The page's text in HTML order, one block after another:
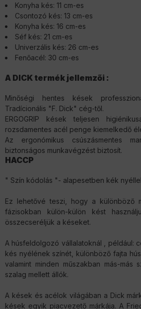
Konyha kés: 11 cm-es
Csontozó kés: 13 cm-es
Konyha kés: 16 cm-es
Séf kés: 21 cm-es
Univerzális kés: 26 cm-es
Fenőacél: 30 cm-es
A DICK termék jellemzői :
Minőségi hentes kések
Tradícionális "F. Dick" cég-től.
ERGOGRIP kések teljesen
rozsdamentes acél penge kiemelkedő
Az ergonómikus csúszásmentes
biztonságos munkavégzést biztosít.
HACCP
" Szín kódolás "- alapesetben kék
Ez lehetővé teszi, hogy a különböző
fázisokban külön-külön kést
összecseréljük a késeket.
A húsfeldolgozó vállalatoknál , például:
kés nyélének színét, különböző fajta
valamint minden műszakban más-más
szalag mellett állók.
A kések és acélok világában a Dick
kések egyik piacvezető márkája. A